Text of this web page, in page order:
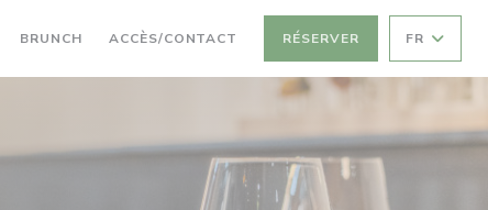
((OUVRE UNE NOUVELLE FENÊTRE))
BRUNCH((OUVRE UNE NOUVELLE FENÊTRE))
ACCÈS/CONTACT RÉSERVER FR